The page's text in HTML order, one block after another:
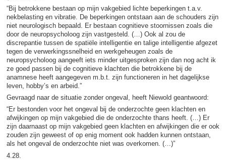
“Bij betrokkene bestaan op mijn vakgebied lichte beperkingen t.a.v.
nekbelasting en vibratie. De beperkingen ontstaan aan de schouders zijn
niet neurologisch bepaald. Er bestaan cognitieve stoornissen zoals die
door de neuropsycholoog zijn vastgesteld. (…) Ook al zou de
discrepantie tussen de spatiële intelligentie en talige intelligentie afgezet
tegen de verwerkingssnelheid en werkgeheugen zoals de
neuropsycholoog aangeeft iets minder uitgesproken zijn dan nog acht ik
ze goed passen bij de cognitieve klachten die betrokkene bij de
anamnese heeft aangegeven m.b.t. zijn functioneren in het dagelijkse
leven, hobby’s en arbeid.”
Gevraagd naar de situatie zonder ongeval, heeft Niewold geantwoord:
“Er bestonden voor het ongeval bij de onderzochte geen klachten en
afwijkingen op mijn vakgebied die de onderzochte thans heeft. (…) Er
zijn daarnaast op mijn vakgebied geen klachten en afwijkingen die er ook
zouden zijn geweest of op enig moment ook hadden kunnen ontstaan,
als het ongeval de onderzochte niet was overkomen. (…)”
4.28.